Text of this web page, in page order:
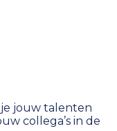
jouw talenten
collega’s in de